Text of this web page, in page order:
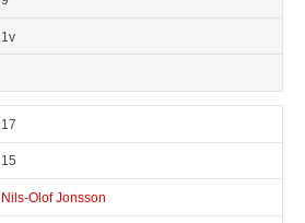
1v
17
15
Nils-Olof Jonsson